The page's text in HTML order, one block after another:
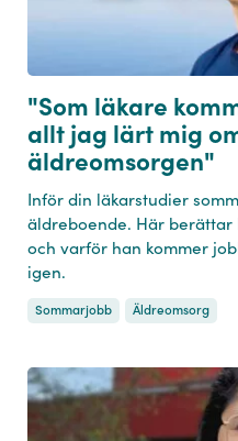
"Som läkare
allt jag lärt mig
äldreomsorgen"
Inför din läkarstudier
äldreboende. Här
och varför han kommer
igen.
Sommarjobb Äldreomsorg